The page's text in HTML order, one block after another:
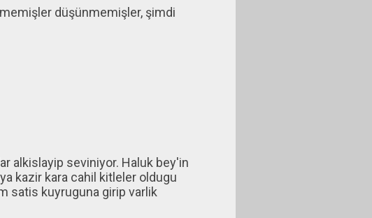
düşünmemişler, şimdi
alkislayip seviniyor. Haluk bey'in
kazir kara cahil kitleler oldugu
satis kuyruguna girip varlik